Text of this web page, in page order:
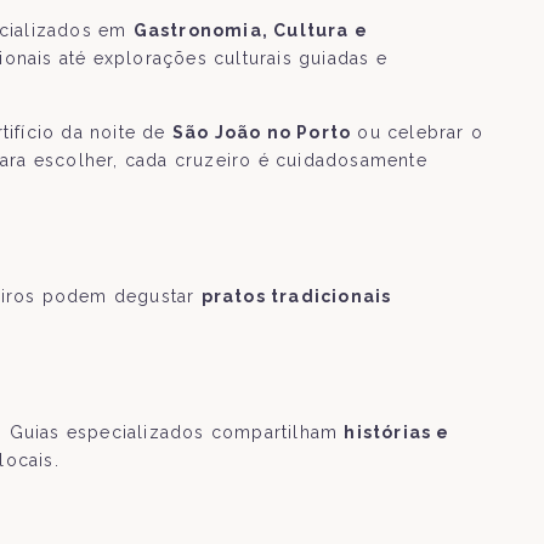
em Gastronomia, Cultura e
até explorações culturais guiadas e
da noite de São João no Porto ou celebrar o
escolher, cada cruzeiro é cuidadosamente
podem degustar pratos tradicionais
especializados compartilham
histórias e